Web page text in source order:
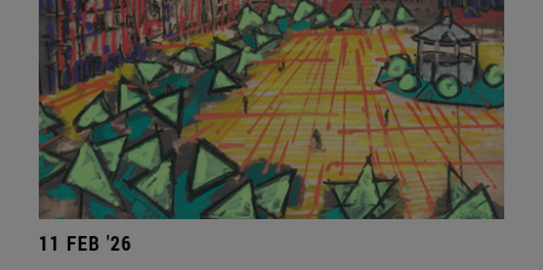
11 FEB '26